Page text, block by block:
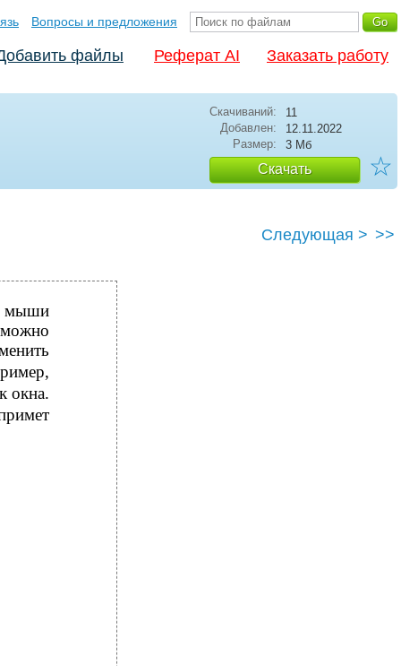
Вопросы и предложения
файлы Реферат AI Заказать работу
Скачиваний:
11
Добавлен:
12.11.2022
Размер:
3 Мб
Скачать ☆
Следующая > >>
мыши
можно
окна.